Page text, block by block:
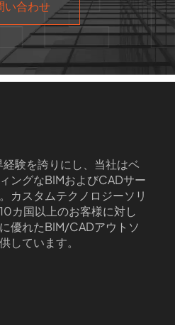
い合わせ
験を誇りにし、当社はベ
ングなBIMおよびCADサー
カスタムテクノロジーソリ
カ国以上のお客様に対し
優れたBIM/CADアウトソ
しています。